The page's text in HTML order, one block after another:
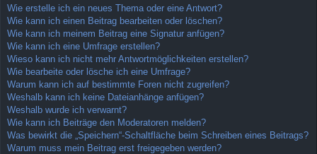
Wie erstelle ich ein neues Thema oder eine Antwort?
Wie kann ich einen Beitrag bearbeiten oder löschen?
Wie kann ich meinem Beitrag eine Signatur anfügen?
Wie kann ich eine Umfrage erstellen?
Wieso kann ich nicht mehr Antwortmöglichkeiten erstellen?
Wie bearbeite oder lösche ich eine Umfrage?
Warum kann ich auf bestimmte Foren nicht zugreifen?
Weshalb kann ich keine Dateianhänge anfügen?
Weshalb wurde ich verwarnt?
Wie kann ich Beiträge den Moderatoren melden?
Was bewirkt die „Speichern“-Schaltfläche beim Schreiben eines Beitrags?
Warum muss mein Beitrag erst freigegeben werden?